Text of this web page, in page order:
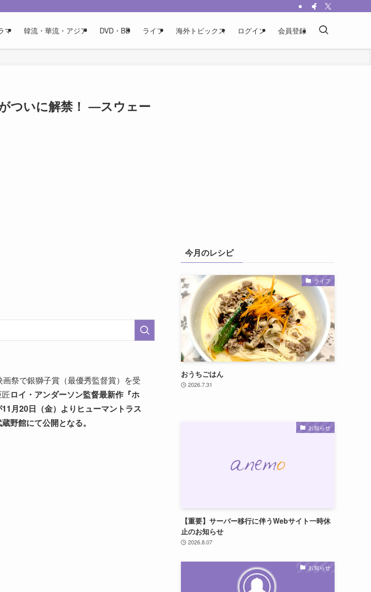
マ 韓流・華流・アジア DVD・BD ライフ 海外トピックス ログイン 会員登録
ついに解禁！ ―スウェー
祭で銀獅子賞（最優秀監督賞）を受
ロイ・アンダーソン監督最新作『ホ
月20日（金）よりヒューマントラス
野館にて公開となる。
今月のレシピ
ライフ
おうちごはん
2026.7.31
お知らせ
【重要】サーバー移行に伴うWebサイト一時休
止のお知らせ
2026.8.07
お知らせ